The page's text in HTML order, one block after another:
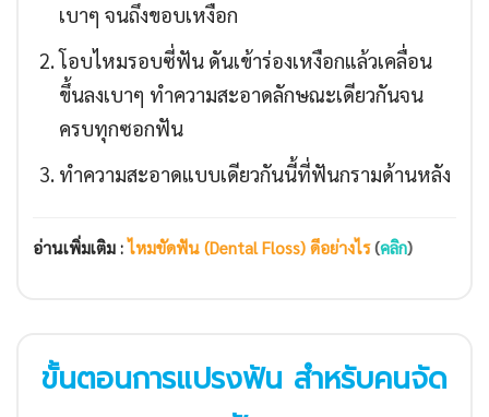
เบาๆ จนถึงขอบเหงือก
โอบไหมรอบซี่ฟัน ดันเข้าร่องเหงือกแล้วเคลื่อน
ขึ้นลงเบาๆ ทำความสะอาดลักษณะเดียวกันจน
ครบทุกซอกฟัน
ทำความสะอาดแบบเดียวกันนี้ที่ฟันกรามด้านหลัง
อ่านเพิ่มเติม : ไหมขัดฟัน (Dental Floss) ดีอย่างไร(คลิก)
ขั้นตอนการแปรงฟัน สำหรับคนจัด